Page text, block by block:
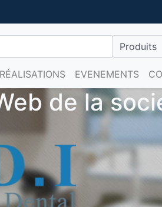
RÉALISATIONS EVENEMENTS
CS